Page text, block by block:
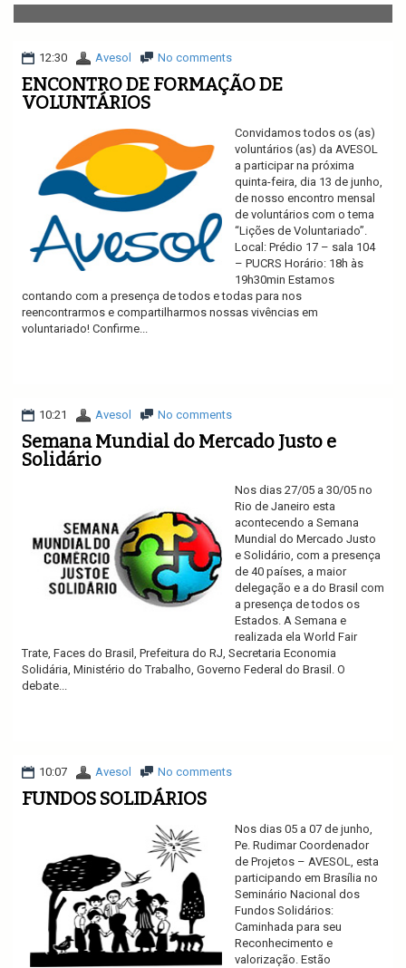
v
i
a
i
12:30 Avesol No comments
ENCONTRO DE FORMAÇÃO DE
VOLUNTÁRIOS
Convidamos todos os (as)
voluntários (as) da AVESOL
a participar na próxima
quinta-feira, dia 13 de junho,
de nosso encontro mensal
de voluntários com o tema
“Lições de Voluntariado”.
Local: Prédio 17 – sala 104
– PUCRS Horário: 18h às
19h30min Estamos
contando com a presença de todos e todas para nos
reencontrarmos e compartilharmos nossas vivências em
voluntariado! Confirme...
10:21 Avesol No comments
Semana Mundial do Mercado Justo e
Solidário
Nos dias 27/05 a 30/05 no
Rio de Janeiro esta
acontecendo a Semana
Mundial do Mercado Justo
e Solidário, com a presença
de 40 países, a maior
delegação e a do Brasil com
a presença de todos os
Estados. A Semana e
realizada ela World Fair
Trate, Faces do Brasil, Prefeitura do RJ, Secretaria Economia
Solidária, Ministério do Trabalho, Governo Federal do Brasil. O
debate...
10:07 Avesol No comments
FUNDOS SOLIDÁRIOS
Nos dias 05 a 07 de junho,
Pe. Rudimar Coordenador
de Projetos – AVESOL, esta
participando em Brasília no
Seminário Nacional dos
Fundos Solidários:
Caminhada para seu
Reconhecimento e
valorização. Estão